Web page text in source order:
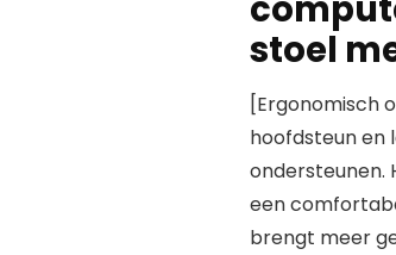
stoel
[Ergonomisch
hoofdsteun en
ondersteunen.
een
brengt meer